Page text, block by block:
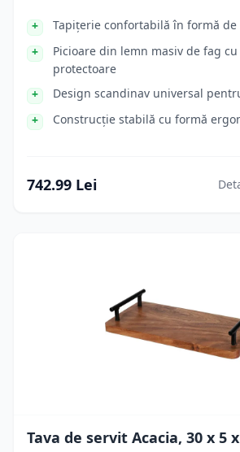
Tapițerie confortabilă în formă de
Picioare din lemn masiv de fag
protectoare
Design scandinav universal
Construcție stabilă cu formă
742.99 Lei
Tava de servit Acacia, 30 x 5